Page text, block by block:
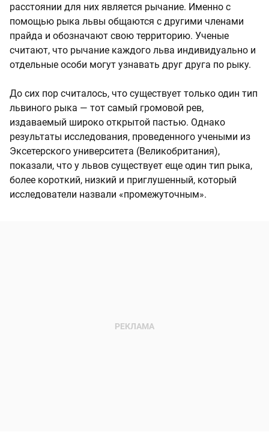
расстоянии для них является рычание. Именно с
помощью рыка львы общаются с другими членами
прайда и обозначают свою территорию. Ученые
считают, что рычание каждого льва индивидуально и
отдельные особи могут узнавать друг друга по рыку.
До сих пор считалось, что существует только один тип
львиного рыка — тот самый громовой рев,
издаваемый широко открытой пастью. Однако
результаты исследования, проведенного учеными из
Эксетерского университета (Великобритания),
показали, что у львов существует еще один тип рыка,
более короткий, низкий и приглушенный, который
исследователи назвали «промежуточным».